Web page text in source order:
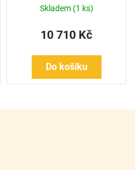
Skladem (1 ks)
10 710 Kč
Do košíku